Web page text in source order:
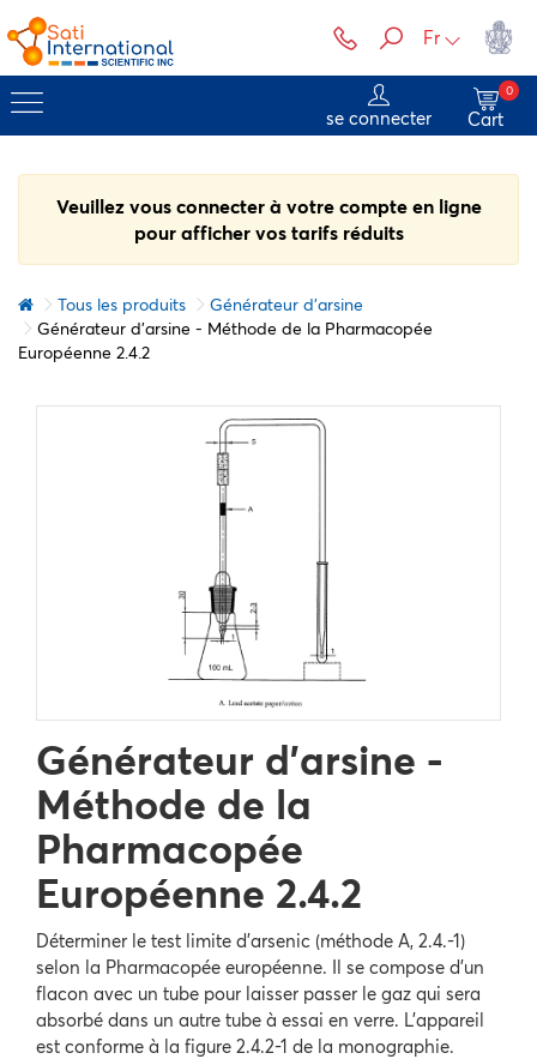
Fr
se connecter Cart
0
Veuillez vous connecter à votre compte en ligne
pour afficher vos tarifs réduits
Tous les produits
Générateur d'arsine
Générateur d'arsine - Méthode de la Pharmacopée
Européenne 2.4.2
Générateur d'arsine -
Méthode de la
Pharmacopée
Européenne 2.4.2
Déterminer le test limite d'arsenic (méthode A, 2.4.-1)
selon la Pharmacopée européenne. Il se compose d'un
flacon avec un tube pour laisser passer le gaz qui sera
absorbé dans un autre tube à essai en verre. L'appareil
est conforme à la figure 2.4.2-1 de la monographie.